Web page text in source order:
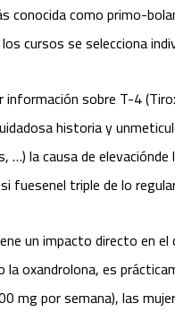
conocida como primo-
cursos se selecciona
información sobre T-4
historia y
…) la causa de
fuesenel triple de lo
un impacto directo en
oxandrolona, es
mg por semana), las